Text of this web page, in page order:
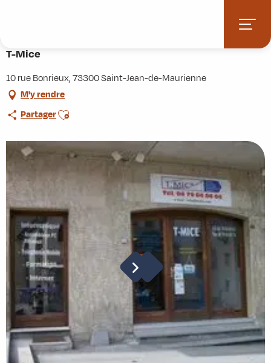
principal
T-Mice
T-Mice
10 rue Bonrieux, 73300 Saint-Jean-de-Maurienne
M'y rendre
PartagerAjouter aux favoris